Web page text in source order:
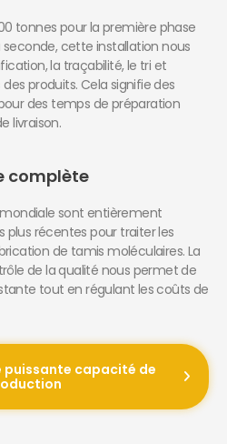
tonnes pour la première phase
cette installation nous
la traçabilité, le tri et
produits. Cela signifie des
des temps de préparation
livraison.
complète
sont entièrement
plus récentes pour traiter les
de tamis moléculaires. La
de la qualité nous permet de
tout en régulant les coûts de
puissante capacité de